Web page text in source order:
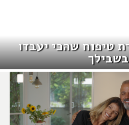
טיפוח שהכי יעבדו
בשבילך